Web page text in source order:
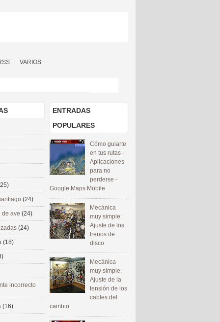
VARIOS
ENTRADAS
POPULARES
Cómo guiarte
en tus rutas -
Aplicaciones
para no
perderse -
Google Maps Mobile
Mecánica
muy simple:
Ajuste de los
frenos de
disco
Mecánica
muy simple:
Ajuste de la
tensión de los
cables del
cambio
(24)
de ave (24)
(24)
(18)
incorrecto
(16)